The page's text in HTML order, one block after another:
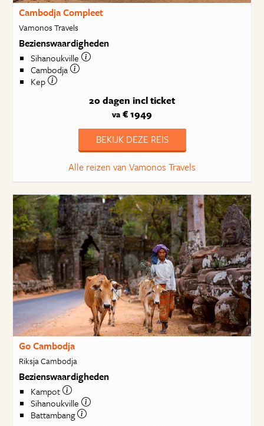
Cambodja Compleet
Vamonos Travels
Bezienswaardigheden
Sihanoukville
Cambodja
Kep
20 dagen incl ticket
va € 1949
BEKIJK DEZE REIS
Alle reizen van Vamonos Travels
Go Cambodja
Riksja Cambodja
Bezienswaardigheden
Kampot
Sihanoukville
Battambang